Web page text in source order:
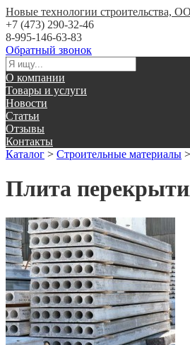
Новые технологии строительства,
+7 (473) 290-32-46
8-995-146-63-83
Обратный звонок
О компании
Товары и услуги
Новости
Статьи
Отзывы
Контакты
Каталог > Строительные материалы >
Плита